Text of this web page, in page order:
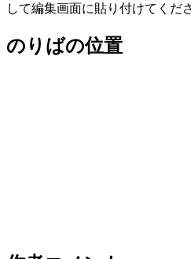
して編集画面に貼り付けてくだ
のりばの位置